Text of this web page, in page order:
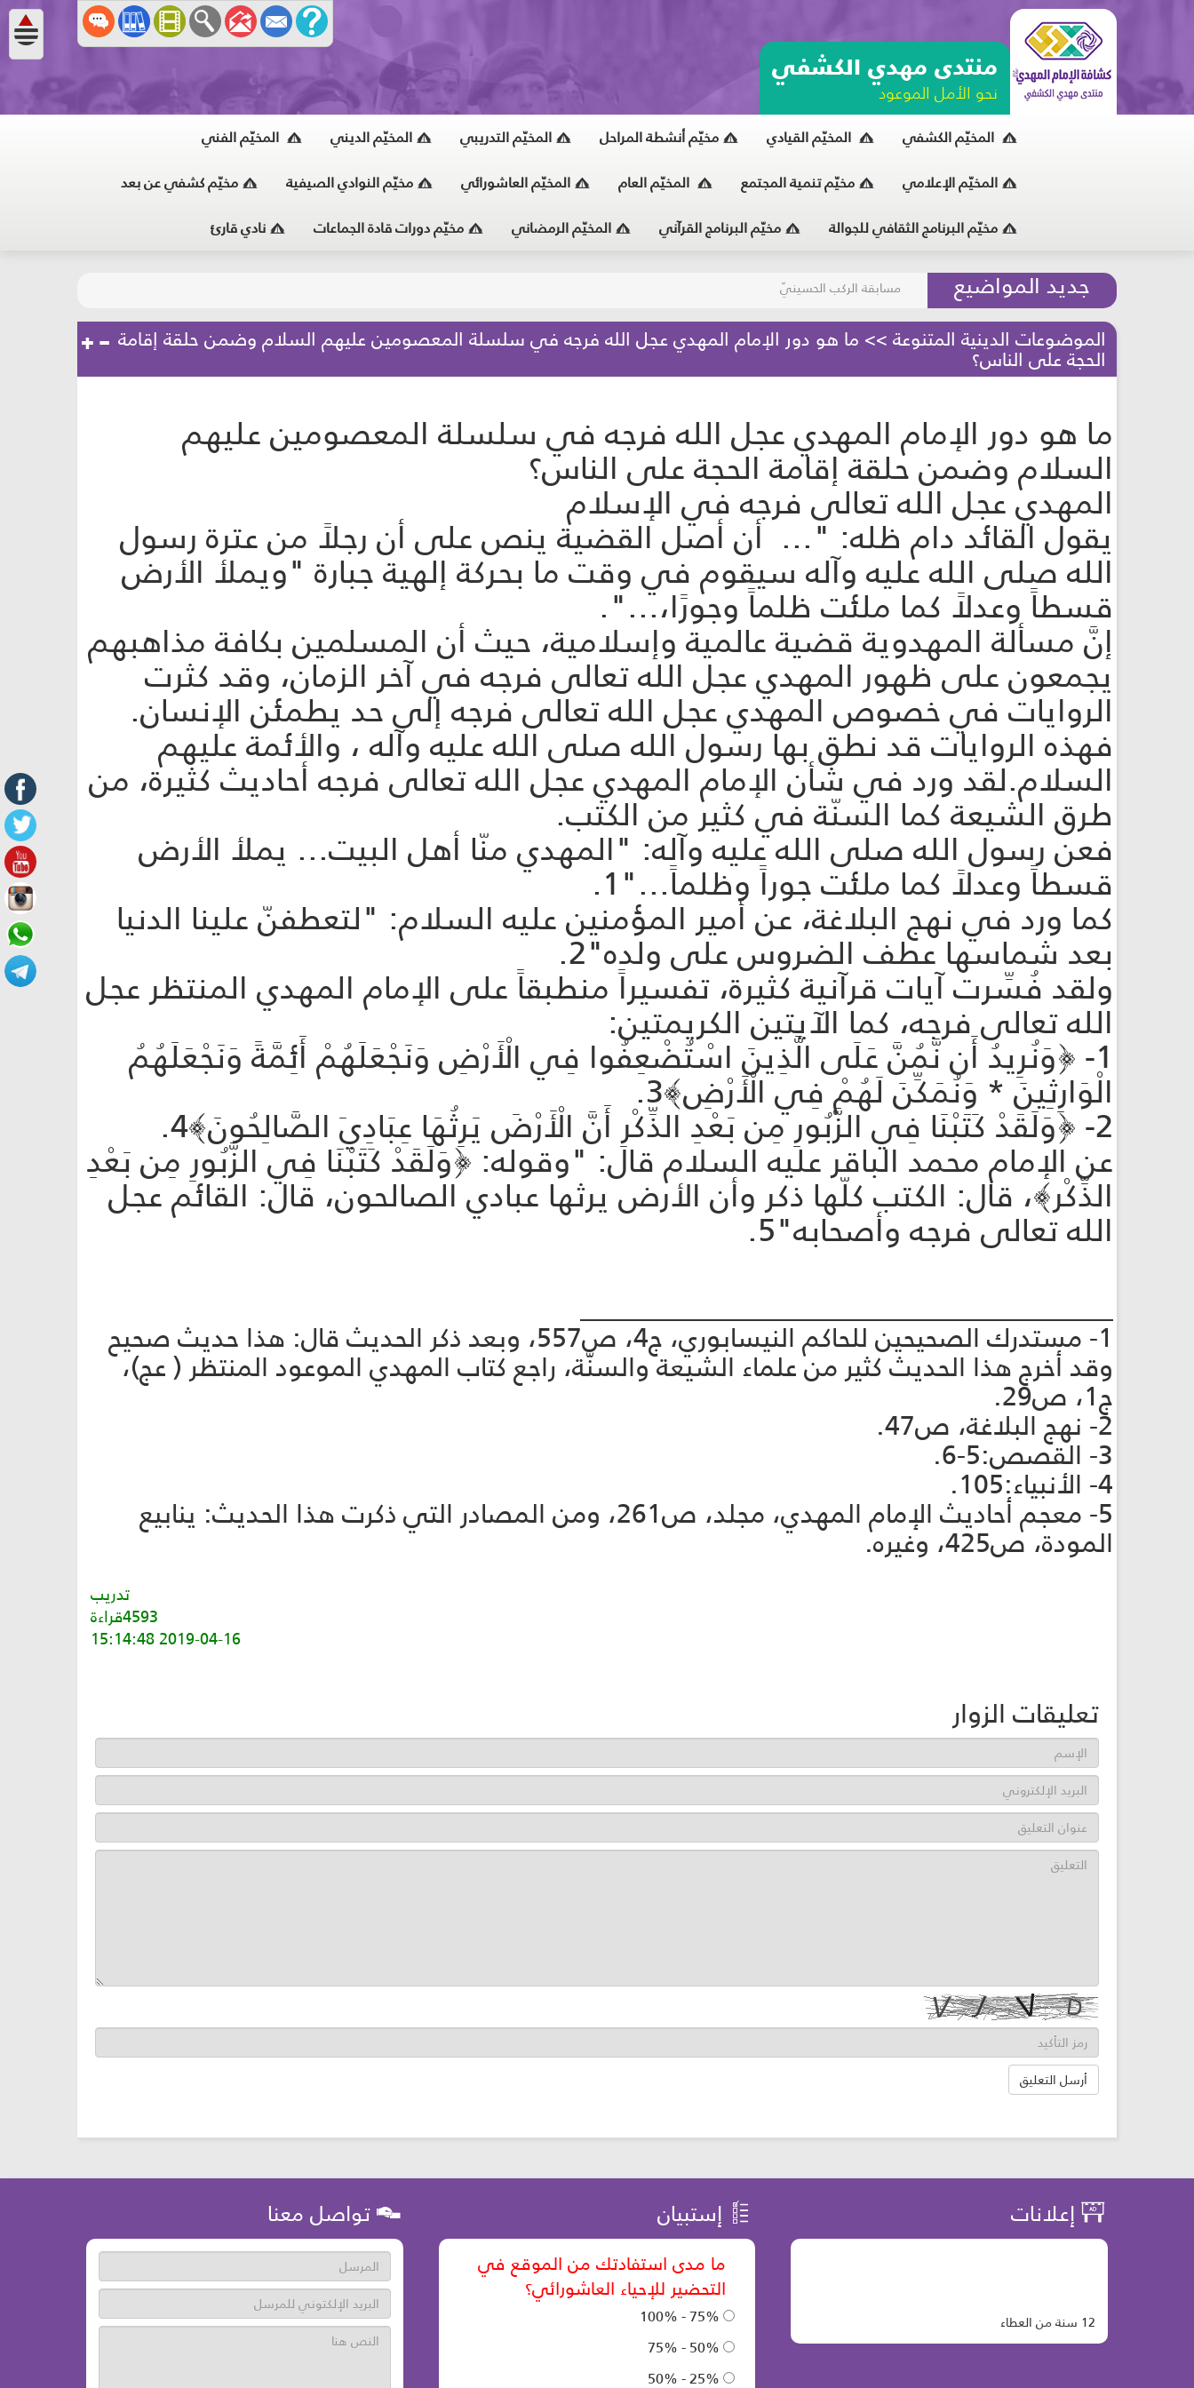
منتدى مهدي الكشفي
نحو الأمل الموعود
المخيّم الكشفي المخيّم القيادي مخيّم أنشطة المراحل المخيّم التدريبي المخيّم الديني المخيّم الفني
المخيّم الإعلامي مخيّم تنمية المجتمع المخيّم العام المخيّم العاشورائي مخيّم النوادي الصيفية مخيّم كشفي عن بعد
مخيّم البرنامج الثقافي للجوالة مخيّم البرنامج القرآني المخيّم الرمضاني مخيّم دورات قادة الجماعات نادي قارئ
جديد المواضيع
مسابقة الركب الحسينيّ
المحافظة على البيئة
الموضوعات الدينية المتنوعة >> ما هو دور الإمام المهدي عجل الله فرجه في سلسلة المعصومين عليهم السلام وضمن حلقة إقامة
الحجة على الناس؟
ما هو دور الإمام المهدي عجل الله فرجه في سلسلة المعصومين عليهم
السلام وضمن حلقة إقامة الحجة على الناس؟
المهدي عجل الله تعالى فرجه في الإسلام‏
يقول القائد دام ظله: "... أن أصل القضية ينص على أن رجلاً من عترة رسول
الله صلى الله عليه وآله سيقوم في وقت ما بحركة إلهية جبارة "ويملأ الأرض
قسطاً وعدلاً كما ملئت ظلماً وجورًا،...".
إنَّ مسألة المهدوية قضية عالمية وإسلامية، حيث أن المسلمين بكافة مذاهبهم
يجمعون على ظهور المهدي عجل الله تعالى فرجه في آخر الزمان، وقد كثرت
الروايات في خصوص المهدي‏ عجل الله تعالى فرجه إلى حد يطمئن الإنسان.
فهذه الروايات قد نطق بها رسول الله صلى الله عليه وآله ، والأئمة عليهم
السلام.لقد ورد في شأن الإمام المهدي عجل الله تعالى فرجه أحاديث كثيرة، من
طرق الشيعة كما السنّة في كثير من الكتب.
فعن رسول الله صلى الله عليه وآله: "المهدي منّا أهل البيت... يملأ الأرض
قسطاً وعدلاً كما ملئت جوراً وظلماً..."1.
كما ورد في نهج البلاغة، عن أمير المؤمنين عليه السلام: "لتعطفنّ علينا الدنيا
بعد شماسها عطف الضروس على ولده"2.
ولقد فُسِّرت آيات قرآنية كثيرة، تفسيراً منطبقاً على الإمام المهدي المنتظر عجل
الله تعالى فرجه، كما الآيتين الكريمتين:
1- ﴿وَنُرِيدُ أَن نَّمُنَّ عَلَى الَّذِينَ اسْتُضْعِفُوا فِي الْأَرْضِ وَنَجْعَلَهُمْ أَئِمَّةً وَنَجْعَلَهُمُ
الْوَارِثِينَ * وَنُمَكِّنَ لَهُمْ فِي الْأَرْضِ﴾3.
2- ﴿وَلَقَدْ كَتَبْنَا فِي الزَّبُورِ مِن بَعْدِ الذِّكْرِ أَنَّ الْأَرْضَ يَرِثُهَا عِبَادِيَ الصَّالِحُونَ﴾4.
عن الإمام محمد الباقر عليه السلام قال: "وقوله: ﴿وَلَقَدْ كَتَبْنَا فِي الزَّبُورِ مِن بَعْدِ
الذِّكْر﴾، قال: الكتب كلّها ذكر وأن الأرض يرثها عبادي الصالحون، قال: القائم عجل
الله تعالى فرجه وأصحابه"5.
________________________________________
1- مستدرك الصحيحين للحاكم النيسابوري، ج‏4، ص‏557، وبعد ذكر الحديث قال: هذا حديث صحيح
وقد أخرج هذا الحديث كثير من علماء الشيعة والسنّة، راجع كتاب المهدي الموعود المنتظر ( عج)،
ج‏1، ص‏29.
2- نهج البلاغة، ص‏47.
3- القصص:5-6.
4- الأنبياء:105.
5- معجم أحاديث الإمام المهدي، مجلد، ص‏261، ومن المصادر التي ذكرت هذا الحديث: ينابيع
المودة، ص‏425، وغيره.
تدريب
4593قراءة
2019-04-16 15:14:48
تعليقات الزوار
إعلانات
12 سنة من العطاء
إستبيان تواصل معنا